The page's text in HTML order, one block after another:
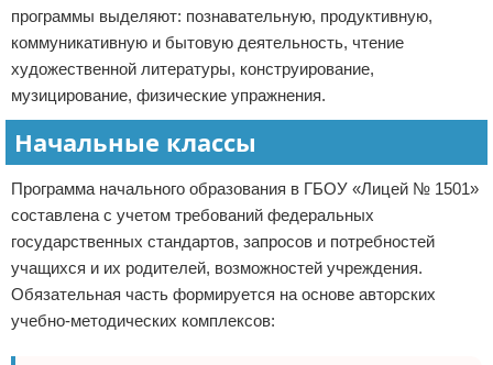
программы выделяют: познавательную, продуктивную,
коммуникативную и бытовую деятельность, чтение
художественной литературы, конструирование,
музицирование, физические упражнения.
Начальные классы
Программа начального образования в ГБОУ «Лицей № 1501»
составлена с учетом требований федеральных
государственных стандартов, запросов и потребностей
учащихся и их родителей, возможностей учреждения.
Обязательная часть формируется на основе авторских
учебно-методических комплексов: